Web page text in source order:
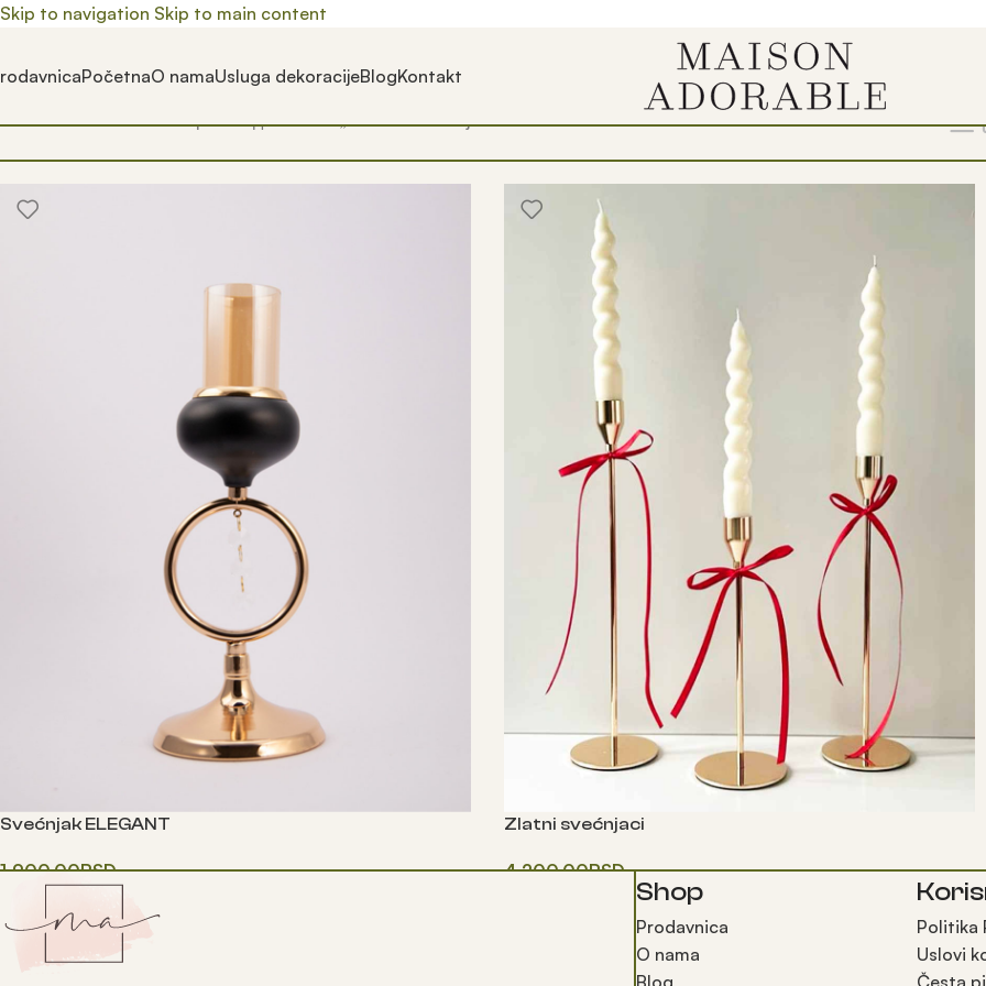
Skip to navigation Skip to main content
PočetnaO namaUsluga dekoracijeBlogKontakt
Почетна/ Prodavnica/ Производ oзначен „moderni svecnjaci“ Show 9 12 18 24
Svećnjak ELEGANT
1,900.00RSD
Zlatni svećnjaci
4,200.00RSD
Shop
Prodavnica
O nama
Blog
Politika
Uslovi
Česta